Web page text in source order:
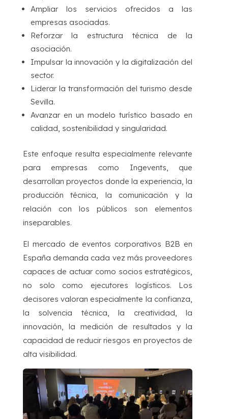
Ampliar los servicios ofrecidos a las
empresas asociadas.
Reforzar la estructura técnica de la
asociación.
Impulsar la innovación y la digitalización del
sector.
Liderar la transformación del turismo desde
Sevilla.
Avanzar en un modelo turístico basado en
calidad, sostenibilidad y singularidad.
Este enfoque resulta especialmente relevante
para empresas como Ingevents, que
desarrollan proyectos donde la experiencia, la
producción técnica, la comunicación y la
relación con los públicos son elementos
inseparables.
El mercado de eventos corporativos B2B en
España demanda cada vez más proveedores
capaces de actuar como socios estratégicos,
no solo como ejecutores logísticos. Los
decisores valoran especialmente la confianza,
la solvencia técnica, la creatividad, la
innovación, la medición de resultados y la
capacidad de reducir riesgos en proyectos de
alta visibilidad.